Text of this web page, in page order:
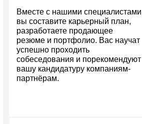
Вместе с нашими специалистами
вы составите карьерный план,
разработаете продающее
резюме и портфолио. Вас научат
успешно проходить
собеседования и порекомендуют
вашу кандидатуру компаниям-
партнёрам.